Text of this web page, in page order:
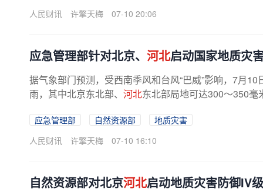
人民财讯 许擎天梅 07-10 20:06
应急管理部针对北京、 河北启动国家地质灾
据气象部门预测，受西南季风和台风“巴威”影响，7月
雨，其中北京东北部、 河北东北部局地可达300～350
应急管理部 自然资源部
地质灾害
人民财讯
许擎天梅 07-10 16:10
自然资源部对北京河北启动地质灾害防御IV